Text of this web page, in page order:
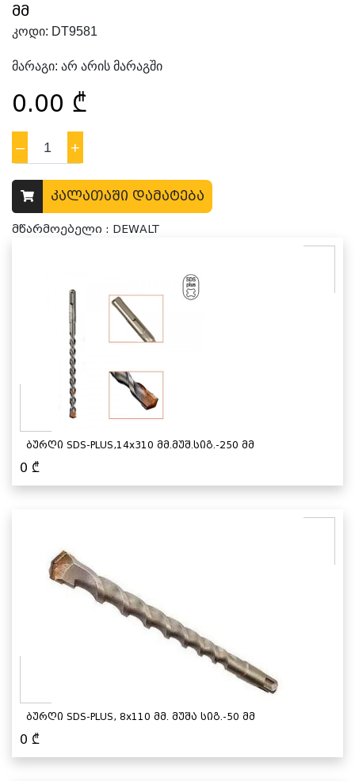
მმ
კოდი: DT9581
მარაგი: არ არის მარაგში
0.00 ₾
– 1 +
კალათაში დამატება
მწარმოებელი : DEWALT
ბურღი SDS-PLUS,14x310 მმ.მუშ.სიგ.-250 მმ
0 ₾
ბურღი SDS-PLUS, 8x110 მმ. მუშა სიგ.-50 მმ
0 ₾